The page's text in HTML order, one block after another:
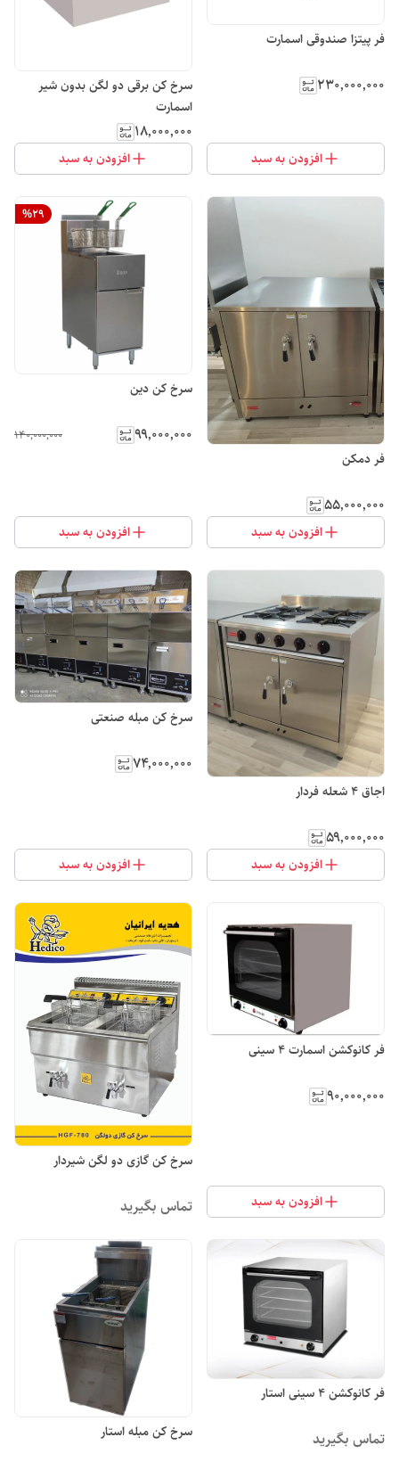
فر پیتزا صندوقی اسمارت
۲۳۰٬۰۰۰٬۰۰۰
افزودن به سبد
سرخ کن برقی دو لگن بدون شیر
اسمارت
۱۸٬۰۰۰٬۰۰۰
افزودن به سبد
فر دمکن
۵۵٬۰۰۰٬۰۰۰
افزودن به سبد
%29
سرخ کن دین
۹۹٬۰۰۰٬۰۰۰ ۱۴۰٬۰۰۰٬۰۰۰
افزودن به سبد
اجاق ۴ شعله فردار
۵۹٬۰۰۰٬۰۰۰
افزودن به سبد
سرخ کن مبله صنعتی
۷۴٬۰۰۰٬۰۰۰
افزودن به سبد
فر کانوکشن اسمارت ۴ سینی
۹۰٬۰۰۰٬۰۰۰
افزودن به سبد
سرخ کن گازی دو لگن شیردار
تماس بگیرید
فر کانوکشن ۴ سینی استار
تماس بگیرید سرخ کن مبله استار